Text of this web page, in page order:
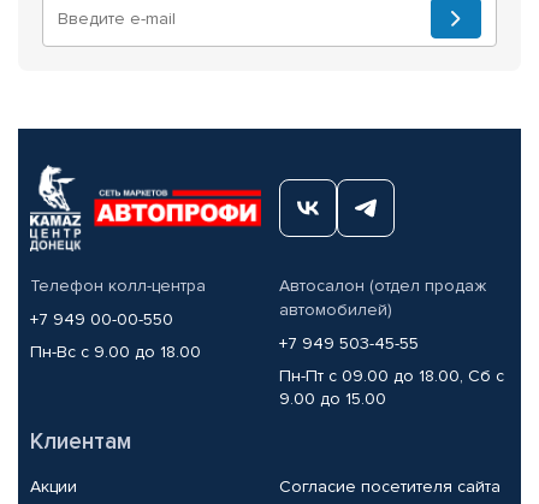
Телефон колл-центра
+7 949 00-00-550
Пн-Вс с 9.00 до 18.00
Автосалон (отдел продаж
автомобилей)
+7 949 503-45-55
Пн-Пт с 09.00 до 18.00, Сб с
9.00 до 15.00
Клиентам
Акции
Согласие посетителя сайта